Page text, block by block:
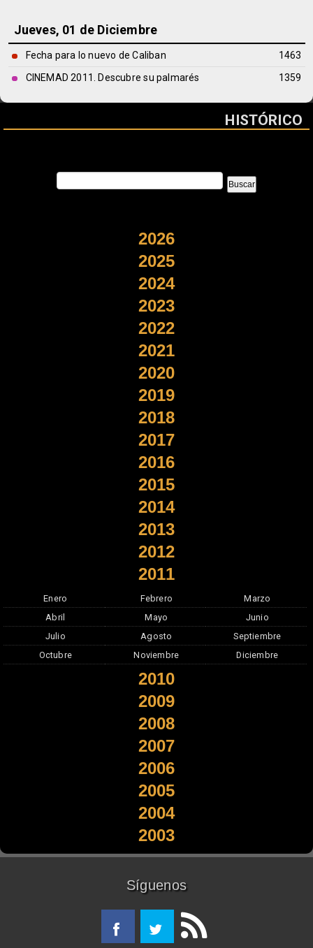
Jueves, 01 de Diciembre
Fecha para lo nuevo de Caliban
1463
CINEMAD 2011. Descubre su palmarés
1359
HISTÓRICO
2026
2025
2024
2023
2022
2021
2020
2019
2018
2017
2016
2015
2014
2013
2012
2011
Enero Febrero
Marzo
Abril
Mayo
Junio
Julio
Agosto
Septiembre
Octubre
Noviembre Diciembre
2010
2009
2008
2007
2006
2005
2004
2003
Síguenos